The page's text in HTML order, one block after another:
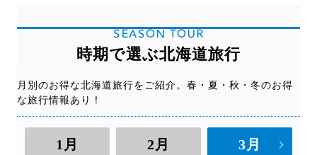
飛行機が欠航して当日中に帰れなくなった場合の宿
泊補助がセットになった国内旅行傷害保険をご用意
していますので、不安な場合は旅行の予約時に追加
をおすすめします。
GW頃まで営業しています
SEASON TOUR
時期で選ぶ北海道旅行
月別のお得な北海道旅行をご紹介。春・夏・秋・冬のお得
な旅行情報あり！
1月 2月 3月